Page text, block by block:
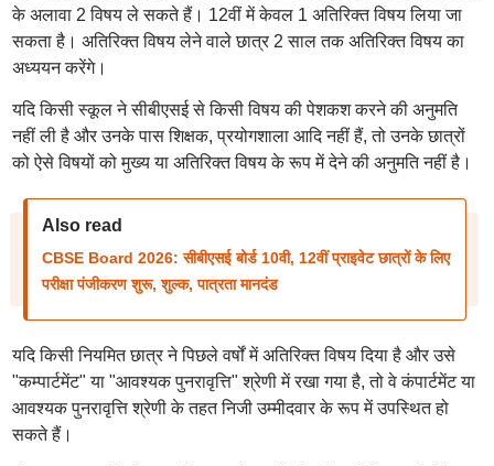
के अलावा 2 विषय ले सकते हैं। 12वीं में केवल 1 अतिरिक्त विषय लिया जा
सकता है। अतिरिक्त विषय लेने वाले छात्र 2 साल तक अतिरिक्त विषय का
अध्ययन करेंगे।
यदि किसी स्कूल ने सीबीएसई से किसी विषय की पेशकश करने की अनुमति
नहीं ली है और उनके पास शिक्षक, प्रयोगशाला आदि नहीं हैं, तो उनके छात्रों
को ऐसे विषयों को मुख्य या अतिरिक्त विषय के रूप में देने की अनुमति नहीं है।
Also read
CBSE Board 2026: सीबीएसई बोर्ड 10वी, 12वीं प्राइवेट छात्रों के लिए
परीक्षा पंजीकरण शुरू, शुल्क, पात्रता मानदंड
यदि किसी नियमित छात्र ने पिछले वर्षों में अतिरिक्त विषय दिया है और उसे
"कम्पार्टमेंट" या "आवश्यक पुनरावृत्ति" श्रेणी में रखा गया है, तो वे कंपार्टमेंट या
आवश्यक पुनरावृत्ति श्रेणी के तहत निजी उम्मीदवार के रूप में उपस्थित हो
सकते हैं।